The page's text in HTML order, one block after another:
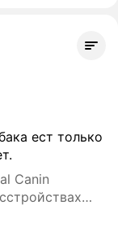
ест только
Canin